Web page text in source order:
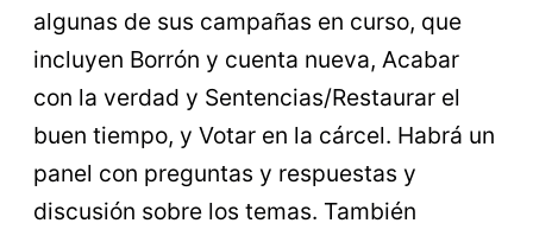
algunas de sus campañas en curso, que
incluyen Borrón y cuenta nueva, Acabar
con la verdad y Sentencias/Restaurar el
buen tiempo, y Votar en la cárcel. Habrá un
panel con preguntas y respuestas y
discusión sobre los temas. También